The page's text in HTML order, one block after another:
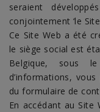
seraient
conjointement ‘le Site
Ce Site Web a été
le siège social est
Belgique, sous
d’informations,
du formulaire de
En accédant au Site